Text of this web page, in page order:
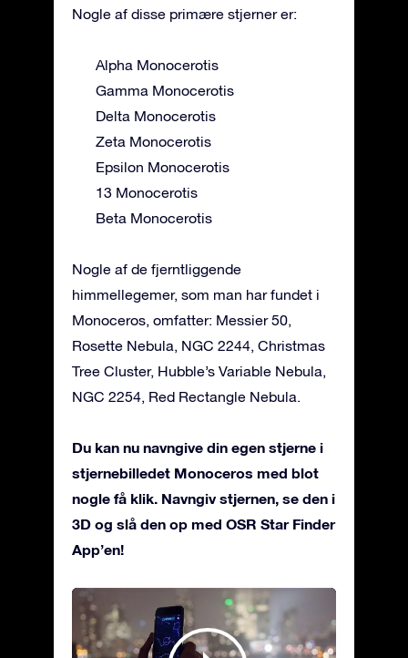
Nogle af disse primære stjerner er:
Alpha Monocerotis
Gamma Monocerotis
Delta Monocerotis
Zeta Monocerotis
Epsilon Monocerotis
13 Monocerotis
Beta Monocerotis
Nogle af de fjerntliggende
himmellegemer, som man har fundet i
Monoceros, omfatter: Messier 50,
Rosette Nebula, NGC 2244, Christmas
Tree Cluster, Hubble’s Variable Nebula,
NGC 2254, Red Rectangle Nebula.
Du kan nu navngive din egen stjerne i
stjernebilledet Monoceros med blot
nogle få klik. Navngiv stjernen, se den i
3D og slå den op med OSR Star Finder
App’en!